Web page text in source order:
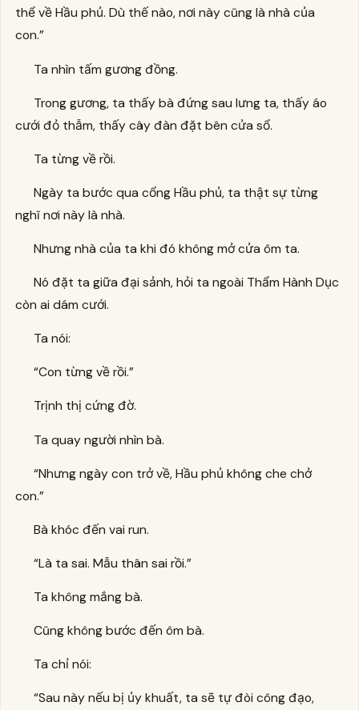
thể về Hầu phủ. Dù thế nào, nơi này cũng là nhà của
con.”
Ta nhìn tấm gương đồng.
Trong gương, ta thấy bà đứng sau lưng ta, thấy áo
cưới đỏ thẫm, thấy cây đàn đặt bên cửa sổ.
Ta từng về rồi.
Ngày ta bước qua cổng Hầu phủ, ta thật sự từng
nghĩ nơi này là nhà.
Nhưng nhà của ta khi đó không mở cửa ôm ta.
Nó đặt ta giữa đại sảnh, hỏi ta ngoài Thẩm Hành Dục
còn ai dám cưới.
Ta nói:
“Con từng về rồi.”
Trịnh thị cứng đờ.
Ta quay người nhìn bà.
“Nhưng ngày con trở về, Hầu phủ không che chở
con.”
Bà khóc đến vai run.
“Là ta sai. Mẫu thân sai rồi.”
Ta không mắng bà.
Cũng không bước đến ôm bà.
Ta chỉ nói:
“Sau này nếu bị ủy khuất, ta sẽ tự đòi công đạo,